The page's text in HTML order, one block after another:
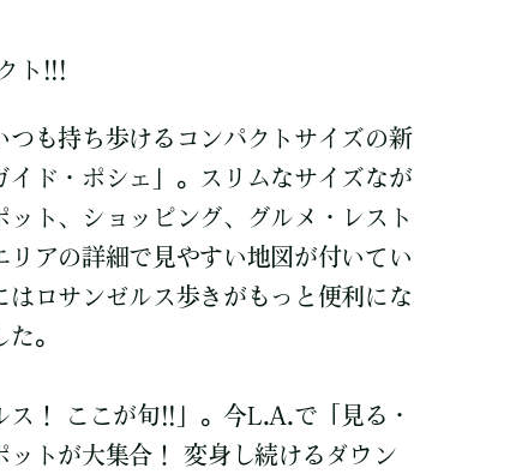
ト!!!
つも持ち歩けるコンパクトサイズの新
イド・ポシェ」。スリムなサイズなが
ット、ショッピング、グルメ・レスト
リアの詳細で見やすい地図が付いてい
はロサンゼルス歩きがもっと便利にな
。
！ ここが旬!!」。今L.A.で「見る・
ットが大集合！ 変身し続けるダウン